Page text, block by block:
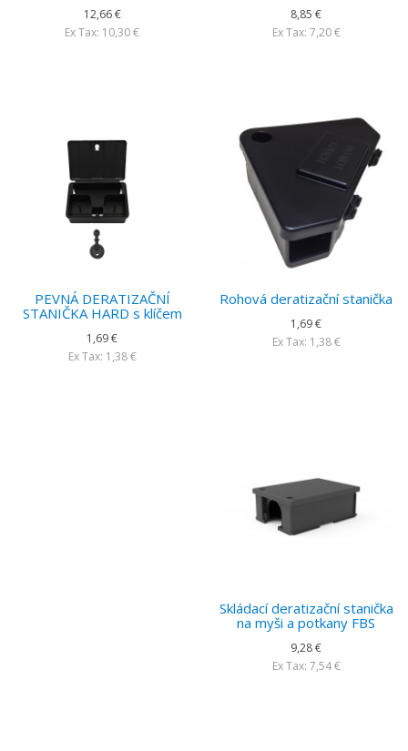
12,66 €
Ex Tax: 10,30 €
8,85 €
Ex Tax: 7,20 €
PEVNÁ DERATIZAČNÍ
STANIČKA HARD s klíčem
1,69 €
Ex Tax: 1,38 €
Rohová deratizační stanička
1,69 €
Ex Tax: 1,38 €
Skládací deratizační stanička
na myši a potkany FBS
9,28 €
Ex Tax: 7,54 €